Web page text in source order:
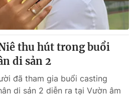
Tấm lòng Việt
Vươn mình bằng AI
VTV8
thu hút trong buổi
di sản 2
đã tham gia buổi casting
di sản 2 diễn ra tại Vườn âm